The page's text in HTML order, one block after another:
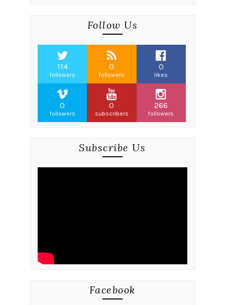
Follow Us
114
followers
0
followers
0
likes
0
followers
0
subscribers
266
followers
Subscribe Us
Facebook